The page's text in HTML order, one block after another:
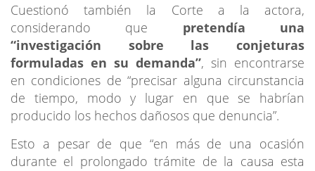
Cuestionó también la Corte a la actora,
considerando que pretendía una
“investigación sobre las conjeturas
formuladas en su demanda”, sin encontrarse
en condiciones de “precisar alguna circunstancia
de tiempo, modo y lugar en que se habrían
producido los hechos dañosos que denuncia”.
Esto a pesar de que “en más de una ocasión
durante el prolongado trámite de la causa esta